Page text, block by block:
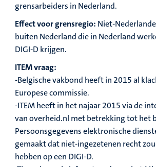
grensarbeiders in Nederland.
Effect voor grensregio: Niet-
buiten Nederland die in Nederland
DIGI-D krijgen.
ITEM vraag:
-Belgische vakbond heeft in 2015 al
Europese commissie.
-ITEM heeft in het najaar 2015 via de
van overheid.nl met betrekking tot het
Persoonsgegevens elektronische
gemaakt dat niet-ingezetenen recht
hebben op een DIGI-D.